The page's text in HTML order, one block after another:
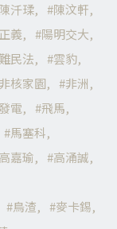
陳汘瑈
陳汶軒
義
陽明交大
難民法
雲豹
非核家園
非洲
電
飛馬
馬塞科
高嘉瑜
高涌誠
鳥渣
麥卡錫